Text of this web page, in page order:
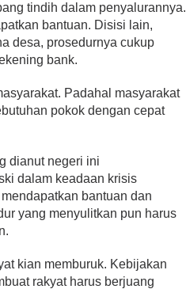
tindih dalam penyalurannya.
bantuan. Disisi lain,
desa, prosedurnya cukup
bank.
Padahal masyarakat
pokok dengan cepat
dianut negeri ini
dalam keadaan krisis
bantuan dan
yang menyulitkan pun harus
kian memburuk. Kebijakan
rakyat harus berjuang